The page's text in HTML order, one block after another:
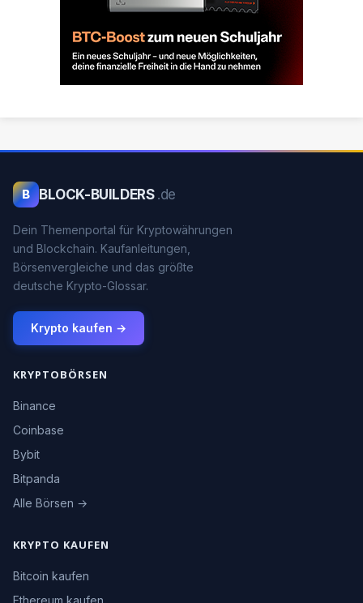
B BLOCK-BUILDERS .de
Dein Themenportal für Kryptowährungen
und Blockchain. Kaufanleitungen,
Börsenvergleiche und das größte
deutsche Krypto-Glossar.
Krypto kaufen →
KRYPTOBÖRSEN
Binance
Coinbase
Bybit
Bitpanda
Alle Börsen →
KRYPTO KAUFEN
Bitcoin kaufen